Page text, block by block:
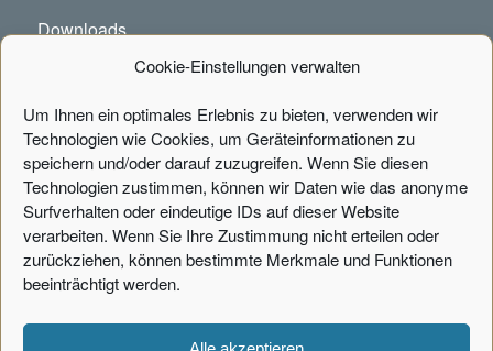
Cookie-Einstellungen verwalten
Um Ihnen ein optimales Erlebnis zu bieten, verwenden wir
Technologien wie Cookies, um Geräteinformationen zu
speichern und/oder darauf zuzugreifen. Wenn Sie diesen
Technologien zustimmen, können wir Daten wie das anonyme
Surfverhalten oder eindeutige IDs auf dieser Website
verarbeiten. Wenn Sie Ihre Zustimmung nicht erteilen oder
zurückziehen, können bestimmte Merkmale und Funktionen
beeinträchtigt werden.
Downloads
ÜBER UNS
Unternehmen
Jobs und Karriere